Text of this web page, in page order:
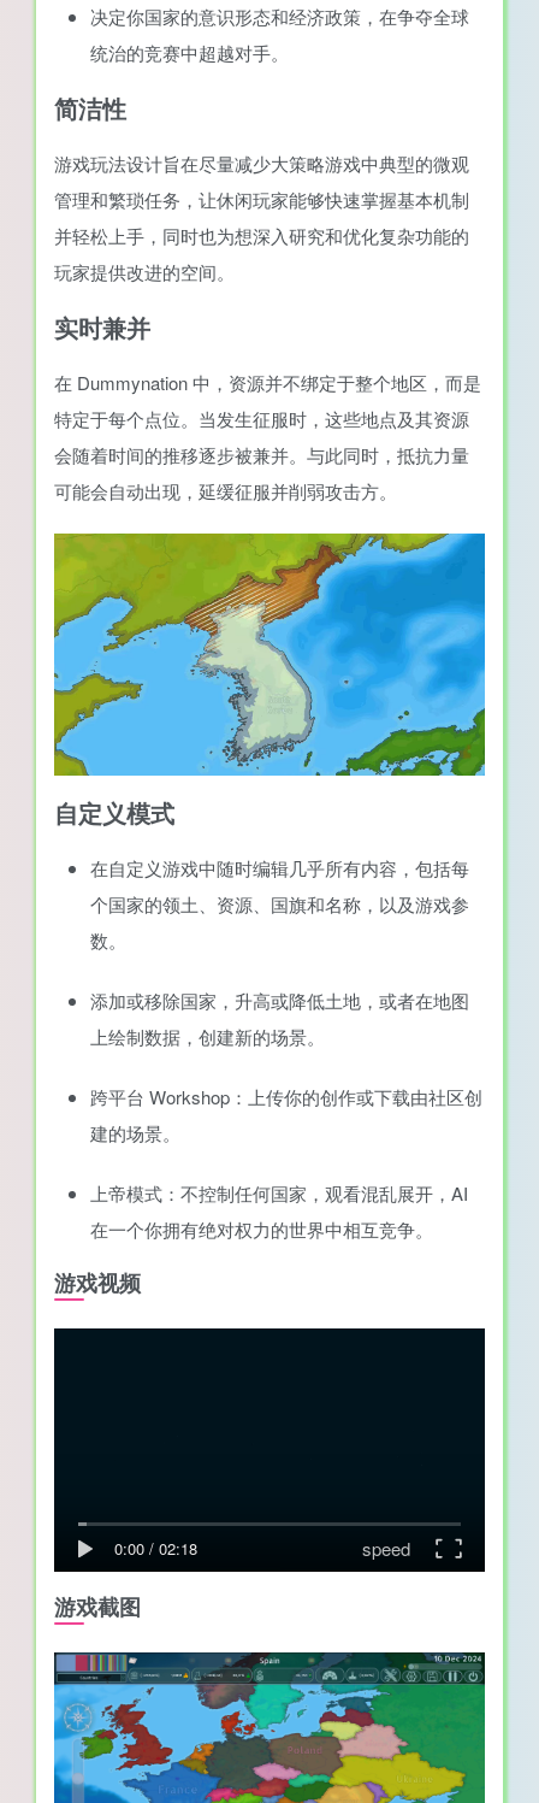
决定你国家的意识形态和经济政策，在争夺全球
统治的竞赛中超越对手。
简洁性
游戏玩法设计旨在尽量减少大策略游戏中典型的微观
管理和繁琐任务，让休闲玩家能够快速掌握基本机制
并轻松上手，同时也为想深入研究和优化复杂功能的
玩家提供改进的空间。
实时兼并
在 Dummynation 中，资源并不绑定于整个地区，而是
特定于每个点位。当发生征服时，这些地点及其资源
会随着时间的推移逐步被兼并。与此同时，抵抗力量
可能会自动出现，延缓征服并削弱攻击方。
自定义模式
在自定义游戏中随时编辑几乎所有内容，包括每
个国家的领土、资源、国旗和名称，以及游戏参
数。
添加或移除国家，升高或降低土地，或者在地图
上绘制数据，创建新的场景。
跨平台 Workshop：上传你的创作或下载由社区创
建的场景。
上帝模式：不控制任何国家，观看混乱展开，AI
在一个你拥有绝对权力的世界中相互竞争。
游戏视频
0:00 / 02:18 speed
游戏截图